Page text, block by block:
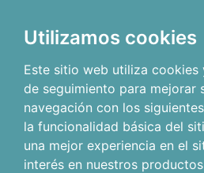
Utilizamos cookies
Este sitio web utiliza
de seguimiento para mejorar
navegación con los
la funcionalidad básica del
una mejor experiencia en el
interés en nuestros